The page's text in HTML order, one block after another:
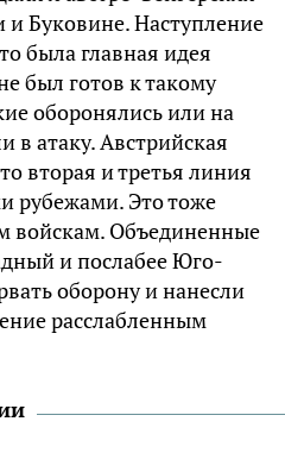
и Буковине. Наступление
была главная идея
был готов к такому
оборонялись или на
в атаку. Австрийская
вторая и третья линия
рубежами. Это тоже
войскам. Объединенные
и послабее Юго-
оборону и нанесли
расслабленным